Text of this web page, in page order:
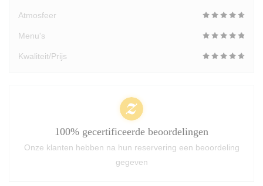
Atmosfeer
Menu's
Kwaliteit/Prijs
100% gecertificeerde beoordelingen
Onze klanten hebben na hun reservering een beoordeling
gegeven